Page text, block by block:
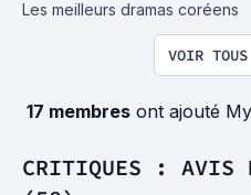
Les meilleurs dramas coréens
VOIR
17 membres ont ajouté
CRITIQUES : AVIS